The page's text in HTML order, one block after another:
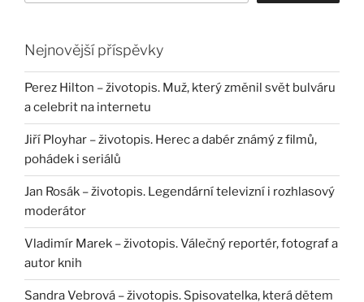
Nejnovější příspěvky
Perez Hilton – životopis. Muž, který změnil svět bulváru
a celebrit na internetu
Jiří Ployhar – životopis. Herec a dabér známý z filmů,
pohádek i seriálů
Jan Rosák – životopis. Legendární televizní i rozhlasový
moderátor
Vladimír Marek – životopis. Válečný reportér, fotograf a
autor knih
Sandra Vebrová – životopis. Spisovatelka, která dětem